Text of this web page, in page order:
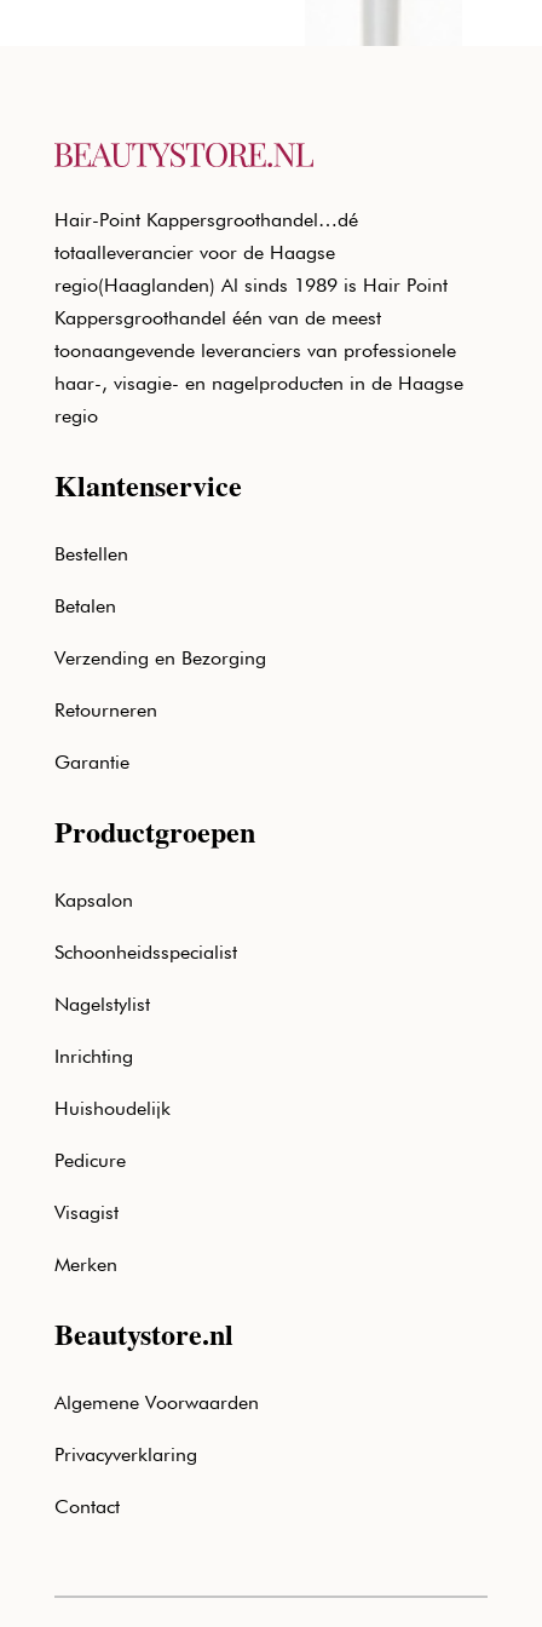
Hair-Point Kappersgroothandel…dé
totaalleverancier voor de Haagse
regio(Haaglanden) Al sinds 1989 is Hair Point
Kappersgroothandel één van de meest
toonaangevende leveranciers van professionele
haar-, visagie- en nagelproducten in de Haagse
regio
Klantenservice
Bestellen
Betalen
Verzending en Bezorging
Retourneren
Garantie
Productgroepen
Kapsalon
Schoonheidsspecialist
Nagelstylist
Inrichting
Huishoudelijk
Pedicure
Visagist
Merken
Beautystore.nl
Algemene Voorwaarden
Privacyverklaring
Contact